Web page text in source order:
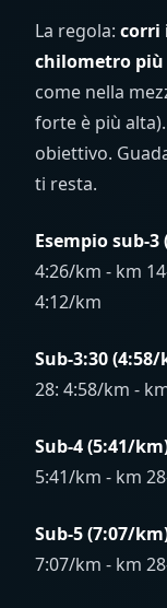
La regola: corri
chilometro
come nella
forte è più
obiettivo.
ti resta.
Esempio sub-
4:26/km - km
4:12/km
Sub-3:30
28: 4:58/km -
Sub-4 (5:41/
5:41/km - km
Sub-5 (7:07/
7:07/km - km